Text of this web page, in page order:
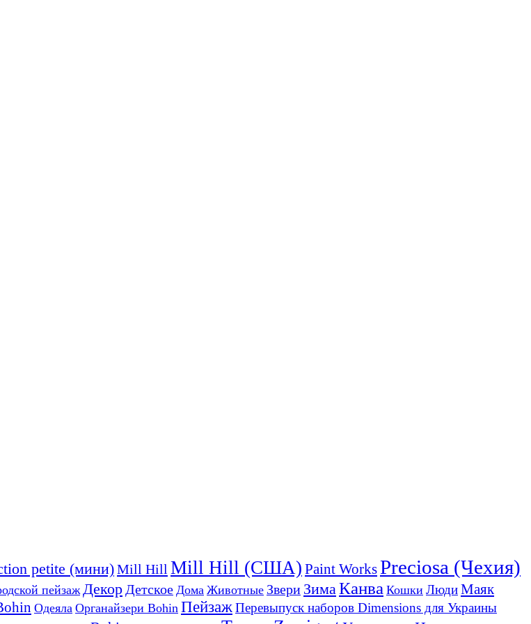
petite (мини)Mill Hill Mill Hill (США) Paint WorksPreciosa (Чехия)
пейзаж Декор Детское Дома Животные Звери Зима Канва Кошки ЛюдиМаяк
Одеяла Органайзери Bohin ПейзажПеревыпуск наборов Dimensions для Украины